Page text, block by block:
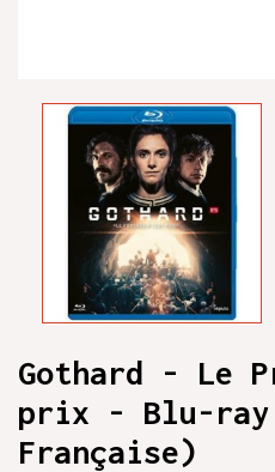
Gothard - Le
prix - Blu-
Française)